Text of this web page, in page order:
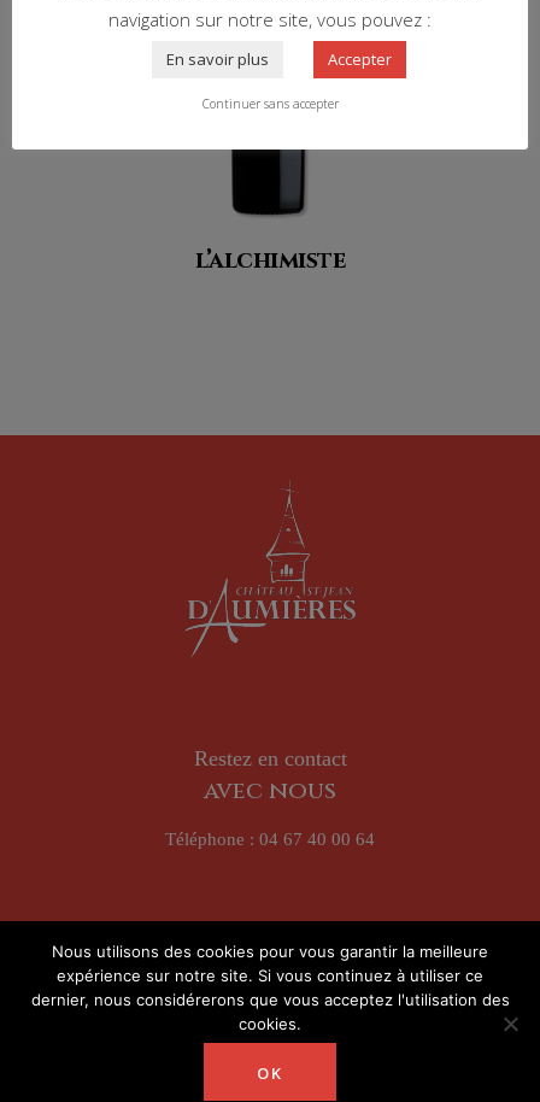
l’alchimiste
Restez en contact
avec nous
Téléphone : 04 67 40 00 64
Rejoignez notre aventure sur
navigation sur notre site, vous pouvez :
En savoir plus Accepter
Continuer sans accepter
Nous utilisons des cookies pour vous garantir la meilleure
expérience sur notre site. Si vous continuez à utiliser ce
dernier, nous considérerons que vous acceptez l'utilisation des
cookies.
OK